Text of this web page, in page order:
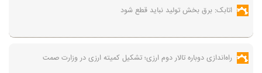
اتابک: برق بخش تولید نباید قطع شود
راه‌اندازی دوباره تالار دوم ارزی؛ تشکیل کمیته ارزی در وزارت صمت